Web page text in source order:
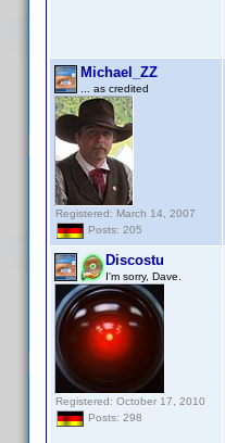
Michael_ZZ
... as credited
Registered: March 14, 2007
Posts: 205
Discostu
I'm sorry, Dave.
Registered: October 17, 2010
Posts: 298